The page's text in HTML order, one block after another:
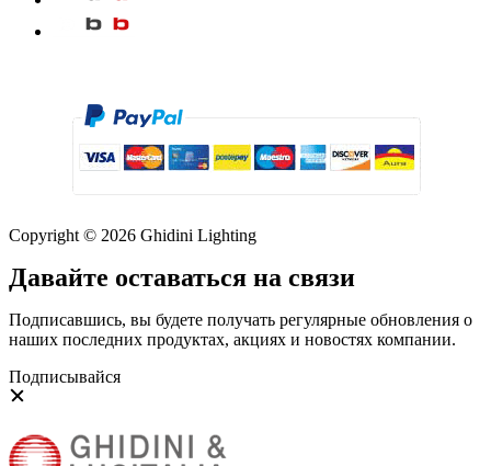
Copyright © 2026 Ghidini Lighting
Давайте оставаться на связи
Подписавшись, вы будете получать регулярные обновления о
наших последних продуктах, акциях и новостях компании.
Подписывайся